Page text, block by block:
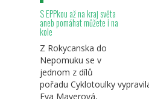
S EPPkou až na kraj světa
aneb pomáhat můžete i na
kole
Z Rokycanska do
Nepomuku se v
jednom z dílů
pořadu Cyklotoulky
Eva Mayerová,